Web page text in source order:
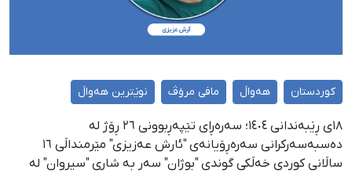
کوردستان هەواڵ مافی مرۆڤ نوێترین هەواڵ
١٨ی ڕێبەندانی ١٤٠٤؛ سەرەڕای تێپەڕبوونی ٢٦ ڕۆژ لە
دەسبەسەرکرانی سەرەڕۆیانەی "ئارش عەزیزی" مێرمنداڵی ١٦
ساڵانی کوردی خەڵکی گوندی "بوژان" سەر بە شاری "سیروان" لە